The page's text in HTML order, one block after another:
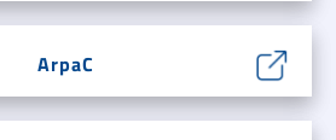
ArpaC